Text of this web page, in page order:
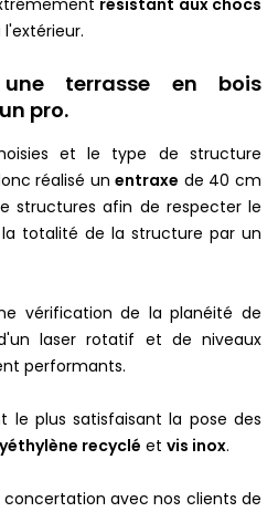
terrasse en bois
pro.
et le type de structure
réalisé unentraxe de 40 cm
structures afin de respecter le
totalité de la structure par un
vérification de la planéité de
laser rotatif et de niveaux
performants.
le plus satisfaisant la pose des
recyclé et vis inox.
concertation avec nos clients de